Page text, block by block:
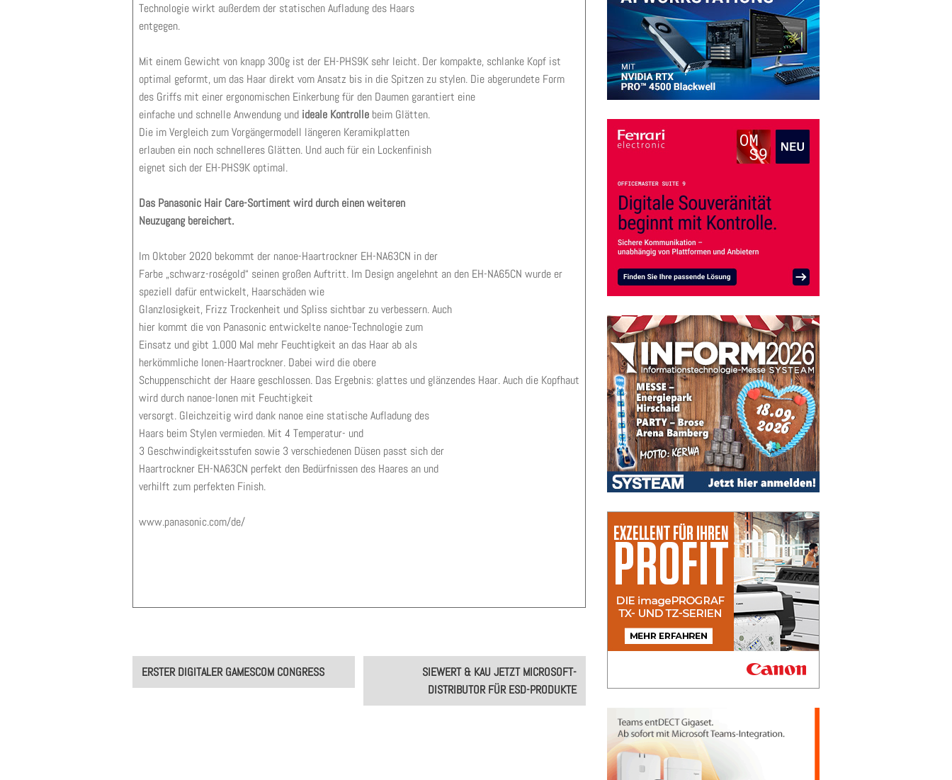
Technologie wirkt außerdem der statischen Aufladung des Haars
entgegen.
Mit einem Gewicht von knapp 300g ist der EH-PHS9K sehr leicht. Der kompakte, schlanke Kopf ist
optimal geformt, um das Haar direkt vom Ansatz bis in die Spitzen zu stylen. Die abgerundete Form
des Griffs mit einer ergonomischen Einkerbung für den Daumen garantiert eine
einfache und schnelle Anwendung und ideale Kontrolle beim Glätten.
Die im Vergleich zum Vorgängermodell längeren Keramikplatten
erlauben ein noch schnelleres Glätten. Und auch für ein Lockenfinish
eignet sich der EH-PHS9K optimal.
Das Panasonic Hair Care-Sortiment wird durch einen weiteren
Neuzugang bereichert.
Im Oktober 2020 bekommt der nanoe-Haartrockner EH-NA63CN in der
Farbe „schwarz-roségold“ seinen großen Auftritt. Im Design angelehnt an den EH-NA65CN wurde er
speziell dafür entwickelt, Haarschäden wie
Glanzlosigkeit, Frizz Trockenheit und Spliss sichtbar zu verbessern. Auch
hier kommt die von Panasonic entwickelte nanoe-Technologie zum
Einsatz und gibt 1.000 Mal mehr Feuchtigkeit an das Haar ab als
herkömmliche Ionen-Haartrockner. Dabei wird die obere
Schuppenschicht der Haare geschlossen. Das Ergebnis: glattes und glänzendes Haar. Auch die Kopfhaut
wird durch nanoe-Ionen mit Feuchtigkeit
versorgt. Gleichzeitig wird dank nanoe eine statische Aufladung des
Haars beim Stylen vermieden. Mit 4 Temperatur- und
3 Geschwindigkeitsstufen sowie 3 verschiedenen Düsen passt sich der
Haartrockner EH-NA63CN perfekt den Bedürfnissen des Haares an und
verhilft zum perfekten Finish.
www.panasonic.com/de/
Post
navigation
ERSTER DIGITALER GAMESCOM CONGRESS
SIEWERT & KAU JETZT MICROSOFT-
DISTRIBUTOR FÜR ESD-PRODUKTE